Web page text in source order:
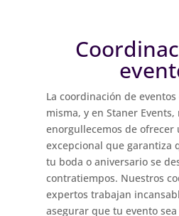
La coordinación de
misma, y en Staner Events,
enorgullecemos de ofrecer
excepcional que garantiza
tu boda o aniversario se
contratiempos. Nuestros
expertos trabajan
asegurar que tu evento